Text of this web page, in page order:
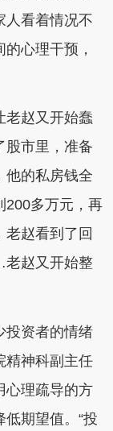
人看着情况不
心理干预，
赵又开始蠢
股市里，准备
他的私房钱全
200多万元，再
老赵看到了回
赵又开始整
资者的情绪
精神科副主任
心理疏导的方
期望值。“投